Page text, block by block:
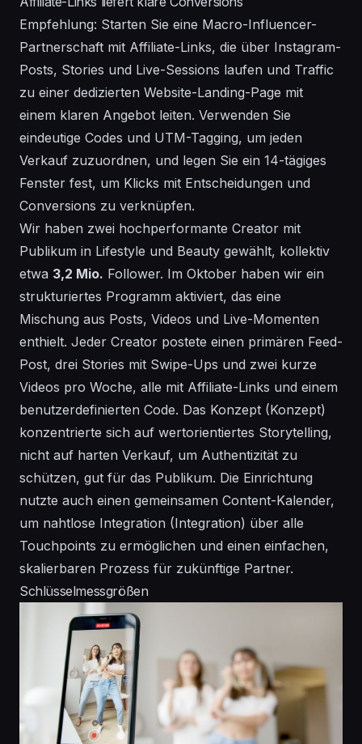
Empfehlung: Starten Sie eine Macro-Influencer-
Partnerschaft mit Affiliate-Links, die über Instagram-
Posts, Stories und Live-Sessions laufen und Traffic
zu einer dedizierten Website-Landing-Page mit
einem klaren Angebot leiten. Verwenden Sie
eindeutige Codes und UTM-Tagging, um jeden
Verkauf zuzuordnen, und legen Sie ein 14-tägiges
Fenster fest, um Klicks mit Entscheidungen und
Conversions zu verknüpfen.
Wir haben zwei hochperformante Creator mit
Publikum in Lifestyle und Beauty gewählt, kollektiv
etwa 3,2 Mio. Follower. Im Oktober haben wir ein
strukturiertes Programm aktiviert, das eine
Mischung aus Posts, Videos und Live-Momenten
enthielt. Jeder Creator postete einen primären Feed-
Post, drei Stories mit Swipe-Ups und zwei kurze
Videos pro Woche, alle mit Affiliate-Links und einem
benutzerdefinierten Code. Das Konzept (Konzept)
konzentrierte sich auf wertorientiertes Storytelling,
nicht auf harten Verkauf, um Authentizität zu
schützen, gut für das Publikum. Die Einrichtung
nutzte auch einen gemeinsamen Content-Kalender,
um nahtlose Integration (Integration) über alle
Touchpoints zu ermöglichen und einen einfachen,
skalierbaren Prozess für zukünftige Partner.
Schlüsselmessgrößen